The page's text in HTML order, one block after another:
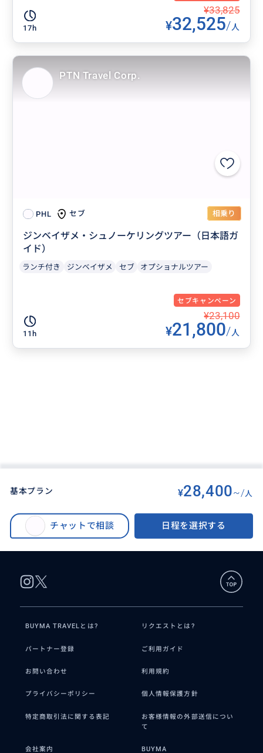
17h
¥33,825
¥32,525/人
PHL セブ 相乗り
ジンベイザメ・シュノーケリングツアー（日本語ガ
イド）
ランチ付き ジンベイザメ セブ オプショナルツアー
セブキャンペーン
11h
¥23,100
¥21,800/人
PTN Travel Corp.
基本プラン ¥28,400~/ 人
チャットで相談 日程を選択する
BUYMA TRAVEL> セブオプショナルツアー>
ジンベイザメ＋ウミガメ＆イワシ玉シュノーケリング＋スミロン島サンドバ
BUYMA TRAVELとは? リクエストとは?
パートナー登録 ご利用ガイド
お問い合わせ 利用規約
プライバシーポリシー 個人情報保護方針
特定商取引法に関する表記
お客様情報の外部送信につい
て
会社案内 BUYMA